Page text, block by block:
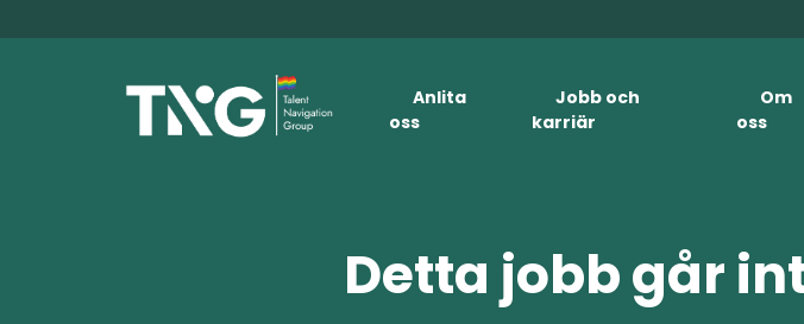
Anlita
oss
Jobb och
karriär
Om
oss
Detta jobb går